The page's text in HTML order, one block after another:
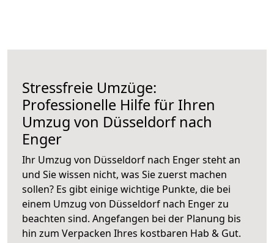
Stressfreie Umzüge:
Professionelle Hilfe für Ihren
Umzug von Düsseldorf nach
Enger
Ihr Umzug von Düsseldorf nach Enger steht an
und Sie wissen nicht, was Sie zuerst machen
sollen? Es gibt einige wichtige Punkte, die bei
einem Umzug von Düsseldorf nach Enger zu
beachten sind. Angefangen bei der Planung bis
hin zum Verpacken Ihres kostbaren Hab & Gut.